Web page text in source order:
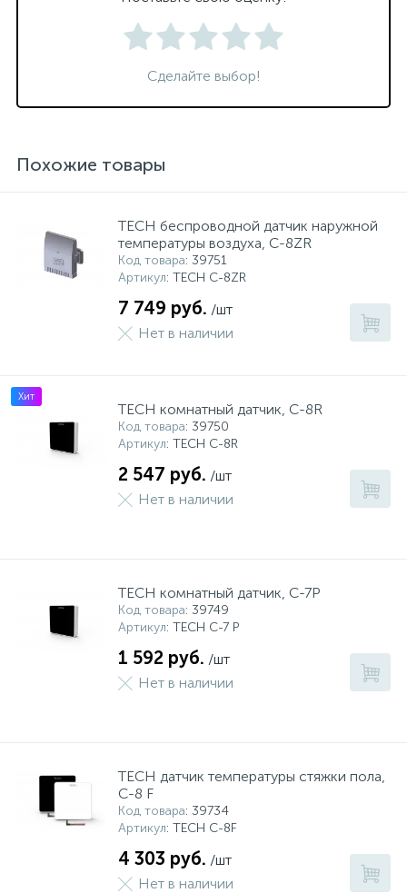
Сделайте выбор!
Похожие товары
TECH беспроводной датчик наружной
температуры воздуха, C-8ZR
Код товара: 39751
Артикул: TECH C-8ZR
7 749 руб. /шт
Нет в наличии
Хит
TECH комнатный датчик, C-8R
Код товара: 39750
Артикул: TECH C-8R
2 547 руб. /шт
Нет в наличии
TECH комнатный датчик, C-7P
Код товара: 39749
Артикул: TECH C-7 P
1 592 руб. /шт
Нет в наличии
TECH датчик температуры стяжки пола,
C-8 F
Код товара: 39734
Артикул: TECH С-8F
4 303 руб. /шт
Нет в наличии